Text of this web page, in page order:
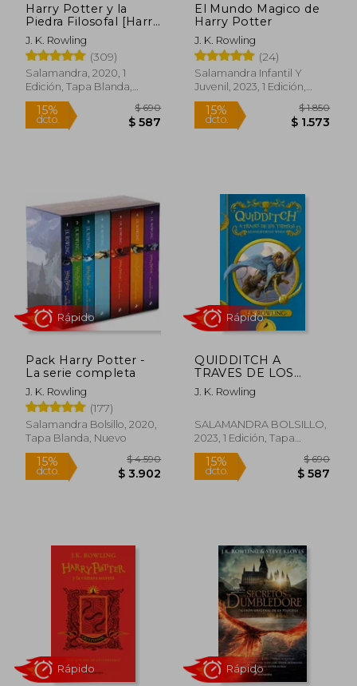
dcto. dcto.
15%
dcto.
$ 690
$ 587
15%
dcto.
Rápido
Harry Potter y la
Piedra Filosofal [Harry
Potter 1]
J. K. Rowling
(309)
Salamandra, 2020, 1
Edición, Tapa Blanda,
Nuevo
El Mundo Magico de
Harry Potter
J. K. Rowling
(24)
Salamandra Infantil Y
Juvenil, 2023, 1 Edición,
Tapa Blanda, Nuevo
Pack Harry Potter -
La serie completa
J. K. Rowling
(177)
Salamandra Bolsillo, 2020,
Tapa Blanda, Nuevo
QUIDDITCH A
TRAVES DE LOS
TIEMPOS UN LIBRO
DE LA BIBLIOTECA
J. K. Rowling
SALAMANDRA BOLSILLO,
2023, 1 Edición, Tapa
Blanda, Nuevo